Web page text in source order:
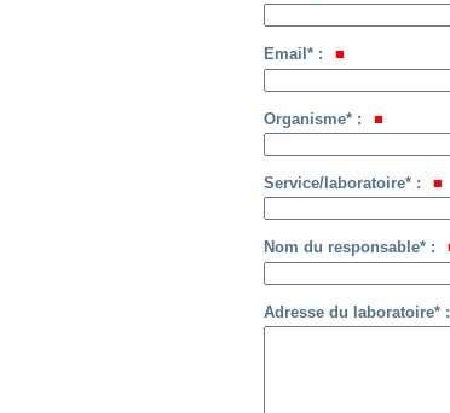
Email* :
Organisme* :
Service/laboratoire* :
Nom du responsable* :
Adresse du laboratoire* :